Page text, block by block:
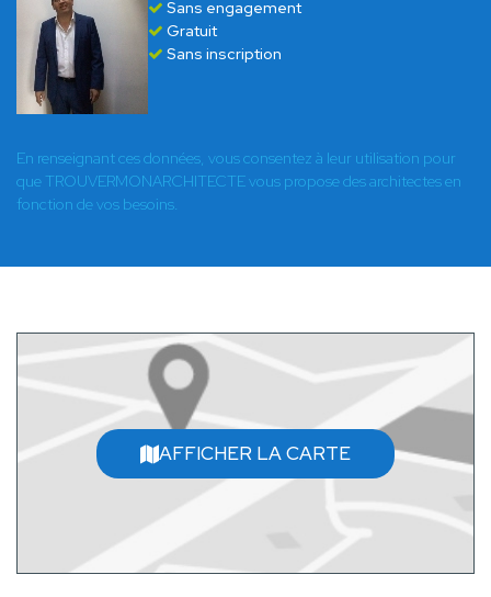
Sans engagement
Gratuit
Sans inscription
En renseignant ces données, vous consentez à leur utilisation pour
que TROUVERMONARCHITECTE vous propose des architectes en
fonction de vos besoins.
AFFICHER LA CARTE